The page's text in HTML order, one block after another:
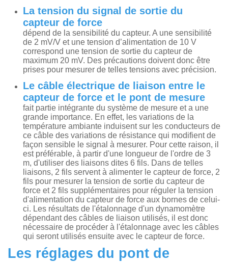
La tension du signal de sortie du
capteur de force
dépend de la sensibilité du capteur. A une sensibilité
de 2 mV/V et une tension d’alimentation de 10 V
correspond une tension de sortie du capteur de
maximum 20 mV. Des précautions doivent donc être
prises pour mesurer de telles tensions avec précision.
Le câble électrique de liaison entre le
capteur de force et le pont de mesure
fait partie intégrante du système de mesure et a une
grande importance. En effet, les variations de la
température ambiante induisent sur les conducteurs de
ce câble des variations de résistance qui modifient de
façon sensible le signal à mesurer. Pour cette raison, il
est préférable, à partir d'une longueur de l'ordre de 3
m, d'utiliser des liaisons dites 6 fils. Dans de telles
liaisons, 2 fils servent à alimenter le capteur de force, 2
fils pour mesurer la tension de sortie du capteur de
force et 2 fils supplémentaires pour réguler la tension
d'alimentation du capteur de force aux bornes de celui-
ci. Les résultats de l'étalonnage d'un dynamomètre
dépendant des câbles de liaison utilisés, il est donc
nécessaire de procéder à l'étalonnage avec les câbles
qui seront utilisés ensuite avec le capteur de force.
Les réglages du pont de